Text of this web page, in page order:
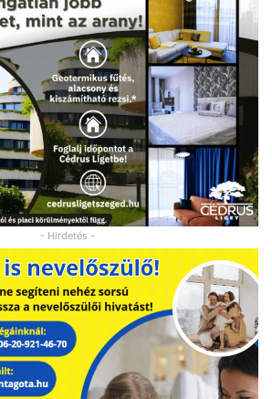
- Hirdetés -